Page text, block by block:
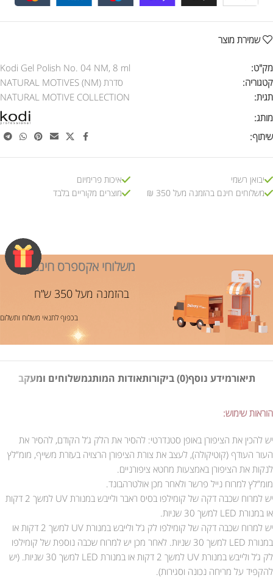
שמירת מוצר
מק"ט:
Kodi Gel Polish No. 04 NM, 8 ml
קטגוריה:
סדרת NATURAL MOTIVES (NM)
תגית:
NATURAL MOTIVE COLLECTION
מותג:
שיתוף:
יבואן רשמי
משלוחים חינם בהזמנה מעל 350 ₪
איכות פרימיום
מוצרים מקוריים בלבד
משלוחי אקספרס חינם!
בהזמנה מעל 350 ש”ח
בכפוף לתנאי משלוח ותשלום
תיאורמידע נוסף(0) ביקורות אודות המותגמשלוחים ומעקב
הוראות שימוש:
יש להכין את הציפורן באופן סטנדרטי: להסיר את הלק ג’ל הקודם, להסיר את
העור העודף (קוטיקולה), לעצב את צורת הציפורן הרצויה בעזרת משייף, מומ”לץ
לנקות את הציפורן באמצעות מחטא ציפורניים.
מומ”לץ למרוח נייל פרשר ולאחר מכן אולטרהבונד.
יש למרוח שכבה דקה של קומילפו בסיס ראבר ולייבש במנורת UV למשך 2 דקות
או במנורת LED למשך 30 שניות.
יש למרוח שכבה דקה של קומילפו לק ג’ל ולייבש במנורת UV למשך 2 דקות או
במנורת LED למשך 30 שניות. לאחר מכן יש למרוח שכבה נוספת של קומילפו
לק ג’ל ולייבש במנורת UV למשך 2 דקות או במנורת LED למשך 30 שניות. (יש
להקפיד על מריחה נכונה וסגירות).